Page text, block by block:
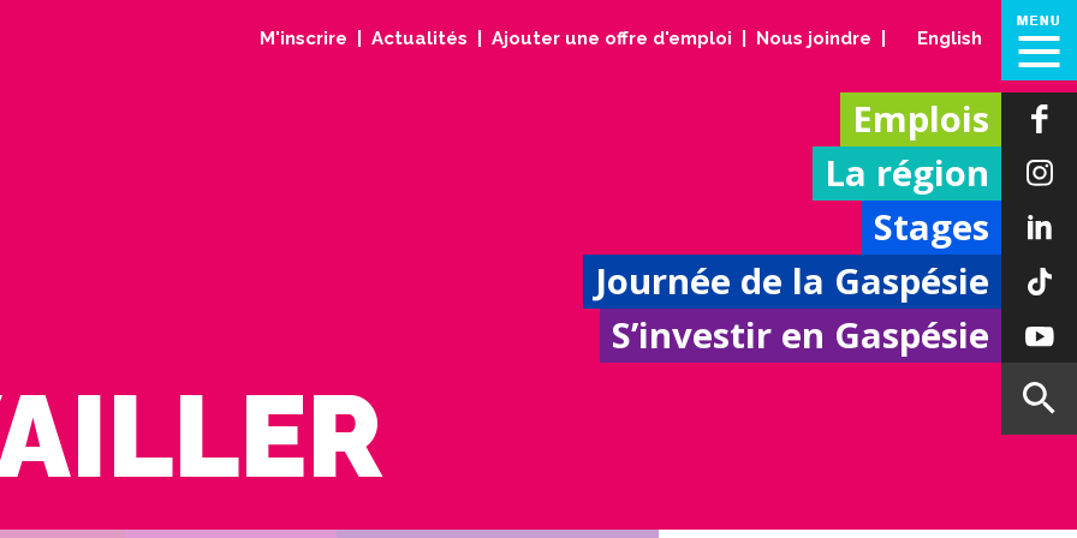
M'inscrire Actualités Ajouter une offre d'emploi Nous joindre English
Emplois
La région
Stages
Journée de la Gaspésie
S’investir en Gaspésie